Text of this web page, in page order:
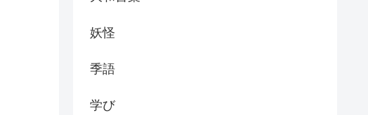
妖怪
季語
学び